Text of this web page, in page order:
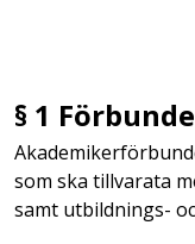
§ 1
som ska tillvarata
samt utbildnings-